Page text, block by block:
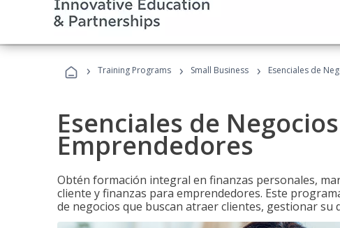
› Training Programs › Small Business › Esenciales de
Esenciales de
Emprendedores
Obtén formación integral en finanzas personales,
cliente y finanzas para emprendedores. Este
de negocios que buscan atraer clientes, gestionar